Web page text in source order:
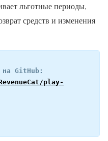
льготные периоды,
средств и изменения
play-